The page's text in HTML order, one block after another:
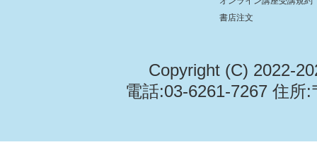
書店注文
Copyright (C) 2022-
電話:03-6261-7267 住所